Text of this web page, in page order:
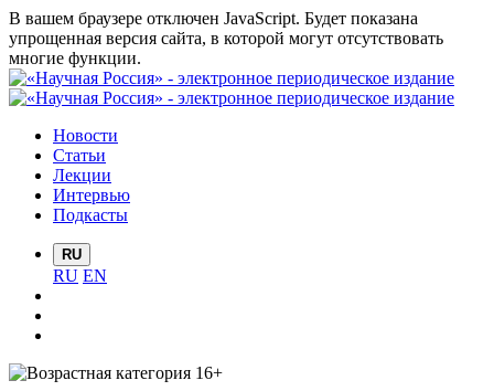
В вашем браузере отключен JavaScript. Будет показана
упрощенная версия сайта, в которой могут отсутствовать
многие функции.
Новости
Статьи
Лекции
Интервью
Подкасты
RU
RU EN